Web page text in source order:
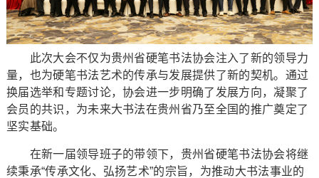
此次大会不仅为贵州省硬笔书法协会注入了新的领导力
量，也为硬笔书法艺术的传承与发展提供了新的契机。通过
换届选举和专题讨论，协会进一步明确了发展方向，凝聚了
会员的共识，为未来大书法在贵州省乃至全国的推广奠定了
坚实基础。
在新一届领导班子的带领下，贵州省硬笔书法协会将继
续秉承“传承文化、弘扬艺术”的宗旨，为推动大书法事业的